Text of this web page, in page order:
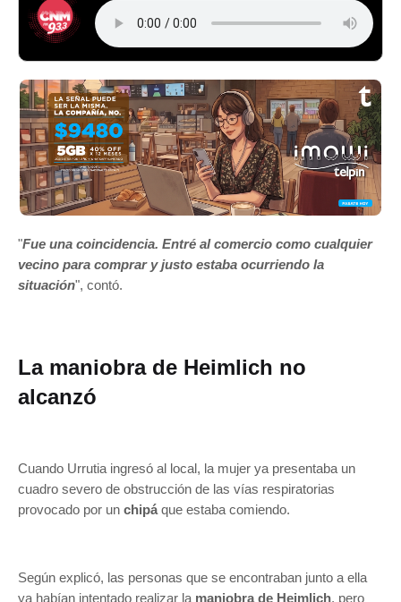
"Fue una coincidencia. Entré al comercio como cualquier
vecino para comprar y justo estaba ocurriendo la
situación", contó.
La maniobra de Heimlich no
alcanzó
Cuando Urrutia ingresó al local, la mujer ya presentaba un
cuadro severo de obstrucción de las vías respiratorias
provocado por un chipá que estaba comiendo.
Según explicó, las personas que se encontraban junto a ella
ya habían intentado realizar la maniobra de Heimlich, pero